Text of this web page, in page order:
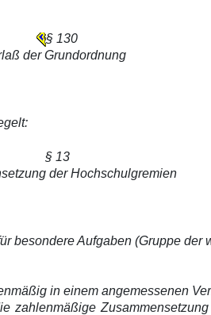
§ 130
der Grundordnung
§ 13
der Hochschulgremien
besondere Aufgaben (Gruppe der
in einem angemessenen